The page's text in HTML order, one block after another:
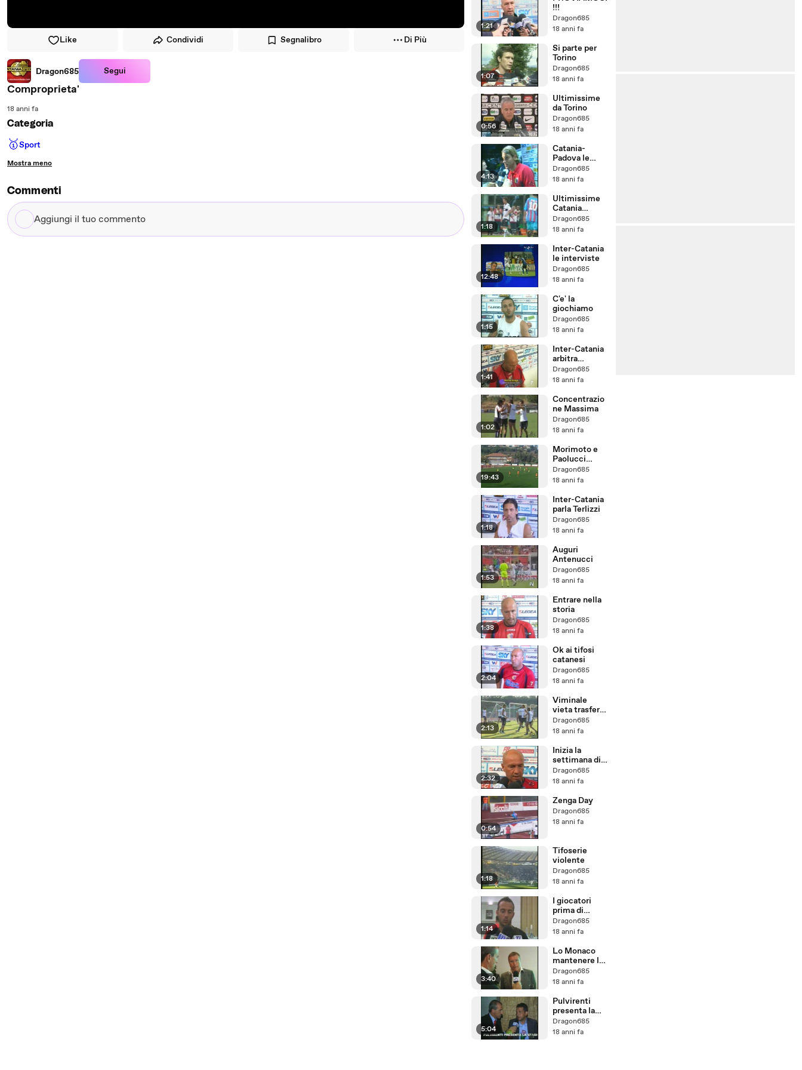
Like Condividi Segnalibro Di Più
Dragon685 Segui
Comproprieta'
18 anni fa
Categoria
🥇Sport
Mostra meno
Commenti
Aggiungi
il
1:21
!!!
Dragon685
18 anni fa
1:07
Si parte per
Torino
Dragon685
18 anni fa
0:56
Ultimissime
da Torino
Dragon685
18 anni fa
4:13
Catania-
Padova le
interviste
Dragon685
18 anni fa
1:18
Ultimissime
Catania
Padova
Dragon685
18 anni fa
12:48
Inter-Catania
le interviste
Dragon685
18 anni fa
1:15
C'e' la
giochiamo
Dragon685
18 anni fa
1:41
Inter-Catania
arbitra
Damato
Dragon685
18 anni fa
1:02
Concentrazio
ne Massima
Dragon685
18 anni fa
19:43
Morimoto e
Paolucci
coppia gol
Dragon685
18 anni fa
1:18
Inter-Catania
parla Terlizzi
Dragon685
18 anni fa
1:53
Auguri
Antenucci
Dragon685
18 anni fa
1:38
Entrare nella
storia
Dragon685
18 anni fa
2:04
Ok ai tifosi
catanesi
Dragon685
18 anni fa
2:13
Viminale
vieta trasferta
ai tifosi
catanesi
Dragon685
18 anni fa
2:32
Inizia la
settimana di
Inter-Catania
Dragon685
18 anni fa
0:54
Zenga Day
Dragon685
18 anni fa
1:18
Tifoserie
violente
Dragon685
18 anni fa
1:14
I giocatori
prima di
Catania-
Genoa
Dragon685
18 anni fa
3:40
Lo Monaco
mantenere la
Categoria
Dragon685
18 anni fa
5:04
Pulvirenti
presenta la
stagione
Dragon685
18 anni fa